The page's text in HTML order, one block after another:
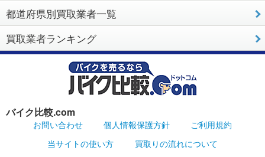
都道府県別買取業者一覧
買取業者ランキング
バイク比較.com
お問い合わせ 個人情報保護方針
ご利用規約
当サイトの使い方
買取りの流れについて